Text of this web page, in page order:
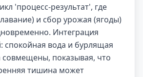
'процесс-результат', где
и сбор урожая (ягоды)
Интеграция
спокойная вода и бурлящая
показывая, что
тишина может